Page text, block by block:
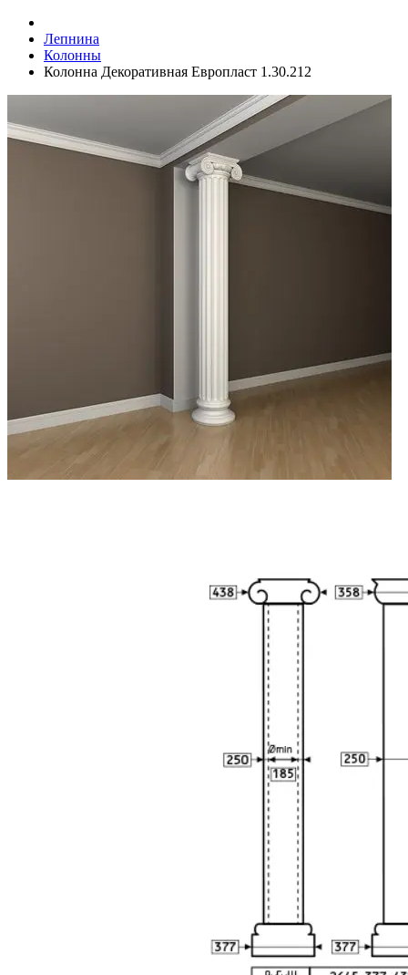
Лепнина
Колонны
Колонна Декоративная Европласт 1.30.212